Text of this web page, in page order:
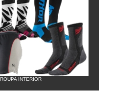
ROUPA INTERIOR